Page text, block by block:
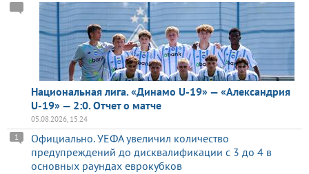
Национальная лига. «Динамо U-19» — «Александрия
U-19» — 2:0. Отчет о матче
05.08.2026, 15:24
Официально. УЕФА увеличил количество
предупреждений до дисквалификации с 3 до 4 в
основных раундах еврокубков
1